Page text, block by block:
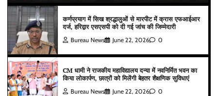
कर्णप्रयाग में सिख श्रद्धालुओं से मारपीट में क्रास एफआईआर
दर्ज, हरिद्वार एसएसपी को दी गई जांच की जिम्मेदारी
Bureau News June 22, 2026 0
CM धामी ने राजकीय महाविद्यालय दन्या में नवनिर्मित भवन का
किया लोकार्पण, छात्रों को मिलेंगी बेहतर शैक्षणिक सुविधाएं
Bureau News June 22, 2026 0